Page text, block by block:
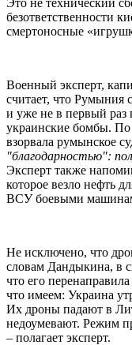
безответственности
смертоносные
Военный эксперт,
считает, что Румыния
и уже не в первый раз
украинские бомбы. По
взорвала румынское
"благодарностью":
Эксперт также
которое везло нефть
ВСУ боевыми
Не исключено, что
словам Дандыкина, в
что его
что имеем: Украина
Их дроны падают в
недоумевают. Режим
– полагает эксперт.